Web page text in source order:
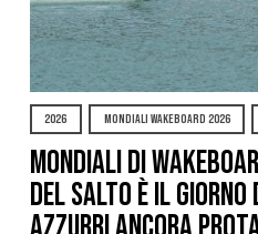
2026 MONDIALI WAKEBOARD 2026
Mondiali di
del Salto è il giorno